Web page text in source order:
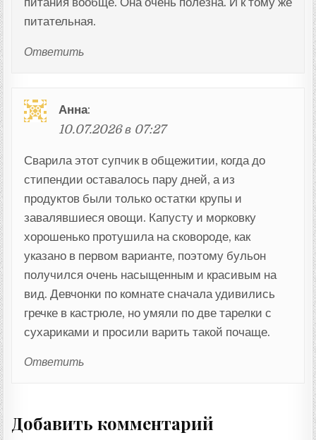
питания вообще. Она очень полезна. И к тому же
питательная.
Ответить
Анна:
10.07.2026 в 07:27
Сварила этот супчик в общежитии, когда до
стипендии оставалось пару дней, а из
продуктов были только остатки крупы и
завалявшиеся овощи. Капусту и морковку
хорошенько протушила на сковороде, как
указано в первом варианте, поэтому бульон
получился очень насыщенным и красивым на
вид. Девчонки по комнате сначала удивились
гречке в кастрюле, но умяли по две тарелки с
сухариками и просили варить такой почаще.
Ответить
Добавить комментарий